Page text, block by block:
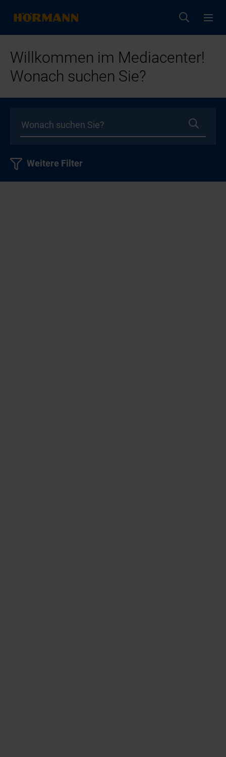
Willkommen im Mediacenter!
Wonach suchen Sie?
Weitere Filter